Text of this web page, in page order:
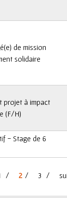
de mission
solidaire
projet à impact
(F/H)
- Stage de 6
2 3